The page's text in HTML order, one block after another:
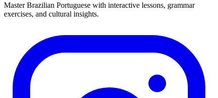
Master Brazilian Portuguese with interactive lessons, grammar
exercises, and cultural insights.